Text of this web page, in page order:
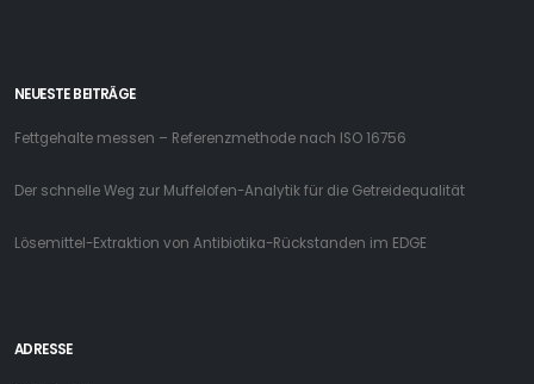
NEUESTE BEITRÄGE
Fettgehalte messen – Referenzmethode nach ISO 16756
Der schnelle Weg zur Muffelofen-Analytik für die Getreidequalität
Lösemittel-Extraktion von Antibiotika-Rückstanden im EDGE
ADRESSE